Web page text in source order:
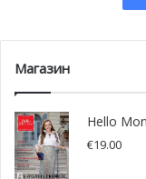
Магазин
Hello
€19.00